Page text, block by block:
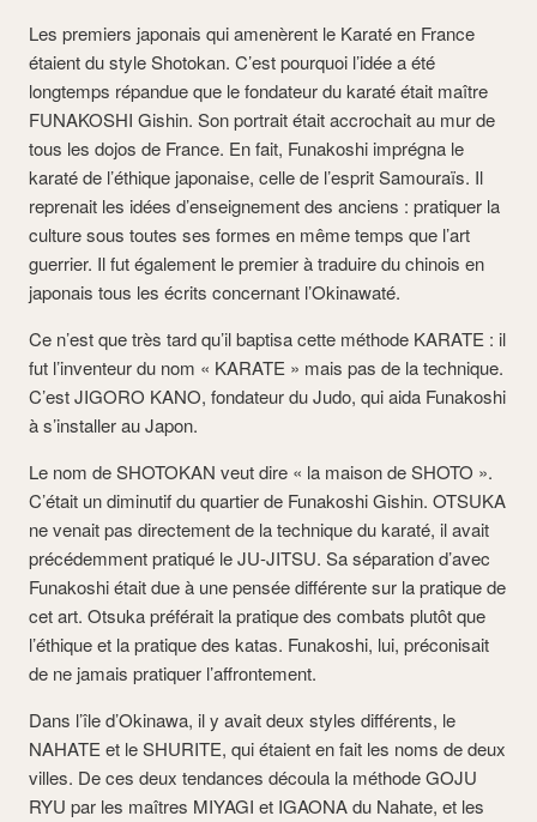
Les premiers japonais qui amenèrent le Karaté en France
étaient du style Shotokan. C’est pourquoi l’idée a été
longtemps répandue que le fondateur du karaté était maître
FUNAKOSHI Gishin. Son portrait était accrochait au mur de
tous les dojos de France. En fait, Funakoshi imprégna le
karaté de l’éthique japonaise, celle de l’esprit Samouraïs. Il
reprenait les idées d’enseignement des anciens : pratiquer la
culture sous toutes ses formes en même temps que l’art
guerrier. Il fut également le premier à traduire du chinois en
japonais tous les écrits concernant l’Okinawaté.
Ce n’est que très tard qu’il baptisa cette méthode KARATE : il
fut l’inventeur du nom « KARATE » mais pas de la technique.
C’est JIGORO KANO, fondateur du Judo, qui aida Funakoshi
à s’installer au Japon.
Le nom de SHOTOKAN veut dire « la maison de SHOTO ».
C’était un diminutif du quartier de Funakoshi Gishin. OTSUKA
ne venait pas directement de la technique du karaté, il avait
précédemment pratiqué le JU-JITSU. Sa séparation d’avec
Funakoshi était due à une pensée différente sur la pratique de
cet art. Otsuka préférait la pratique des combats plutôt que
l’éthique et la pratique des katas. Funakoshi, lui, préconisait
de ne jamais pratiquer l’affrontement.
Dans l’île d’Okinawa, il y avait deux styles différents, le
NAHATE et le SHURITE, qui étaient en fait les noms de deux
villes. De ces deux tendances découla la méthode GOJU
RYU par les maîtres MIYAGI et IGAONA du Nahate, et les